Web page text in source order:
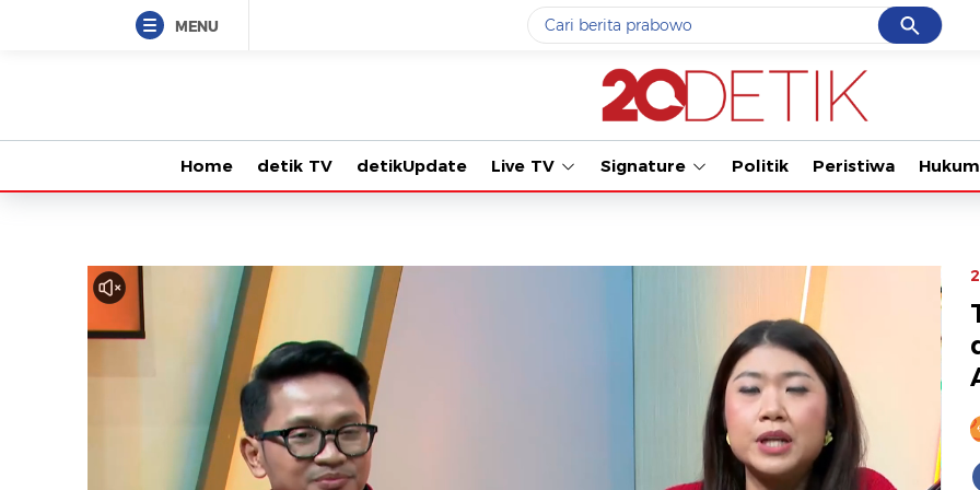
MENU Cancel
Yang sedang ramai dicari
gempa hari ini
#3gempa
#5prabowo
Tonton
Home detik TV detikUpdate Live TV Signature Politik Peristiwa Hukum